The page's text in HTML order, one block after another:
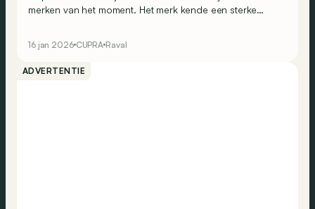
merken van het moment. Het merk kende een sterke
Geen paniek, we nemen samen het gamma voor 2026
onder de loep van het nieuwe hippe merk binnen de
16 jan 2026 CUPRA Raval
ADVERTENTIE